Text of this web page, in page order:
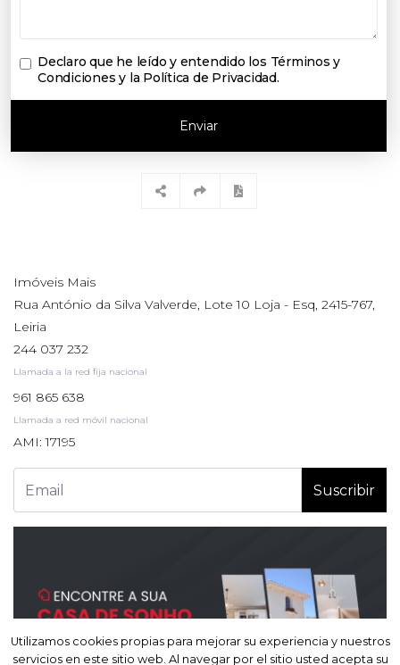
Utilizamos cookies propias para mejorar su experiencia y nuestros
servicios en este sitio web. Al navegar por el sitio usted acepta su
Declaro que he leído y entendido los Términos y
Condiciones y la Política de Privacidad.
Enviar
Imóveis Mais
Rua António da Silva Valverde, Lote 10 Loja - Esq, 2415-767,
Leiria
244 037 232
Llamada a la red fija nacional
961 865 638
Llamada a red móvil nacional
AMI: 17195
Suscribir
Utilizamos cookies propias para mejorar su experiencia y nuestros
servicios en este sitio web. Al navegar por el sitio usted acepta su